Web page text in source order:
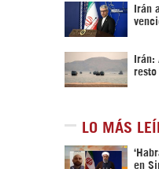
Irán
Irán:
resto
LO MÁS
en